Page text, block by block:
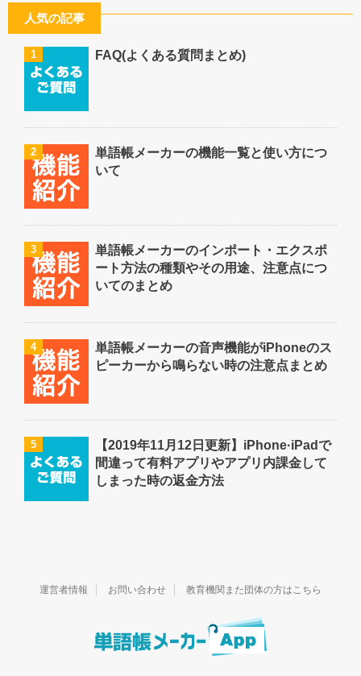
人気の記事
1 FAQ(よくある質問まとめ)
2
単語帳メーカーの機能一覧と使い方につ
いて
3
単語帳メーカーのインポート・エクスポ
ート方法の種類やその用途、注意点につ
いてのまとめ
4
単語帳メーカーの音声機能がiPhoneのス
ピーカーから鳴らない時の注意点まとめ
5
【2019年11月12日更新】iPhone·iPadで
間違って有料アプリやアプリ内課金して
しまった時の返金方法
運営者情報 お問い合わせ 教育機関また団体の方はこちら